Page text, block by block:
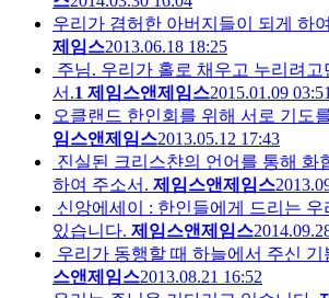
우리가 겸허한 아버지들이 되게 하
제임스2013.06.18 18:25
주님. 우리가 홀로 채우고 누리려
서.1 제임스앤제임스2015.01.09 03:51
오클랜드 한인회를 위해 서로 기도
임스앤제임스2013.05.12 17:43
진실된 크리스챤의 언어를 통해 화
하여 주소서. 제임스앤제임스
신앙에세이 : 한인들에게 드리는
있습니다. 제임스앤제임스
우리가 동행할 때 하늘에서 주신 기
스앤제임스2013.08.21 16:52